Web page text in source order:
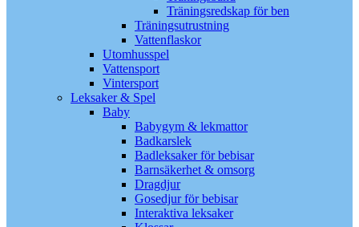
Träningsredskap för ben
Träningsutrustning
Vattenflaskor
Utomhusspel
Vattensport
Vintersport
Leksaker & Spel
Baby
Babygym & lekmattor
Badkarslek
Badleksaker för bebisar
Barnsäkerhet & omsorg
Dragdjur
Gosedjur för bebisar
Interaktiva leksaker